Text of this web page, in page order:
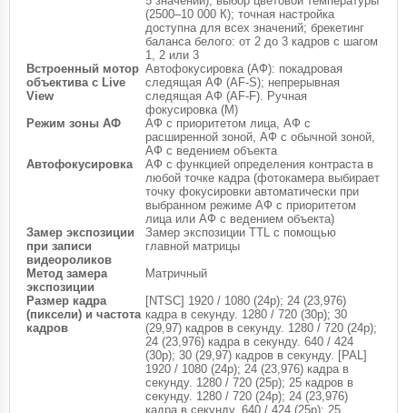
(2500–10 000 К); точная настройка
доступна для всех значений; брекетинг
баланса белого: от 2 до 3 кадров с шагом
1, 2 или 3
Встроенный мотор
объектива с Live
View
Автофокусировка (АФ): покадровая
следящая АФ (AF-S); непрерывная
следящая АФ (AF-F). Ручная
фокусировка (M)
Режим зоны АФ
АФ с приоритетом лица, АФ с
расширенной зоной, АФ с обычной зоной,
АФ с ведением объекта
Автофокусировка
АФ с функцией определения контраста в
любой точке кадра (фотокамера выбирает
точку фокусировки автоматически при
выбранном режиме АФ с приоритетом
лица или АФ с ведением объекта)
Замер экспозиции
при записи
видеороликов
Замер экспозиции TTL с помощью
главной матрицы
Метод замера
экспозиции
Матричный
Размер кадра
(пиксели) и частота
кадров
[NTSC] 1920 / 1080 (24p); 24 (23,976)
кадра в секунду. 1280 / 720 (30p); 30
(29,97) кадров в секунду. 1280 / 720 (24p);
24 (23,976) кадра в секунду. 640 / 424
(30p); 30 (29,97) кадров в секунду. [PAL]
1920 / 1080 (24p); 24 (23,976) кадра в
секунду. 1280 / 720 (25p); 25 кадров в
секунду. 1280 / 720 (24p); 24 (23,976)
кадра в секунду. 640 / 424 (25p); 25